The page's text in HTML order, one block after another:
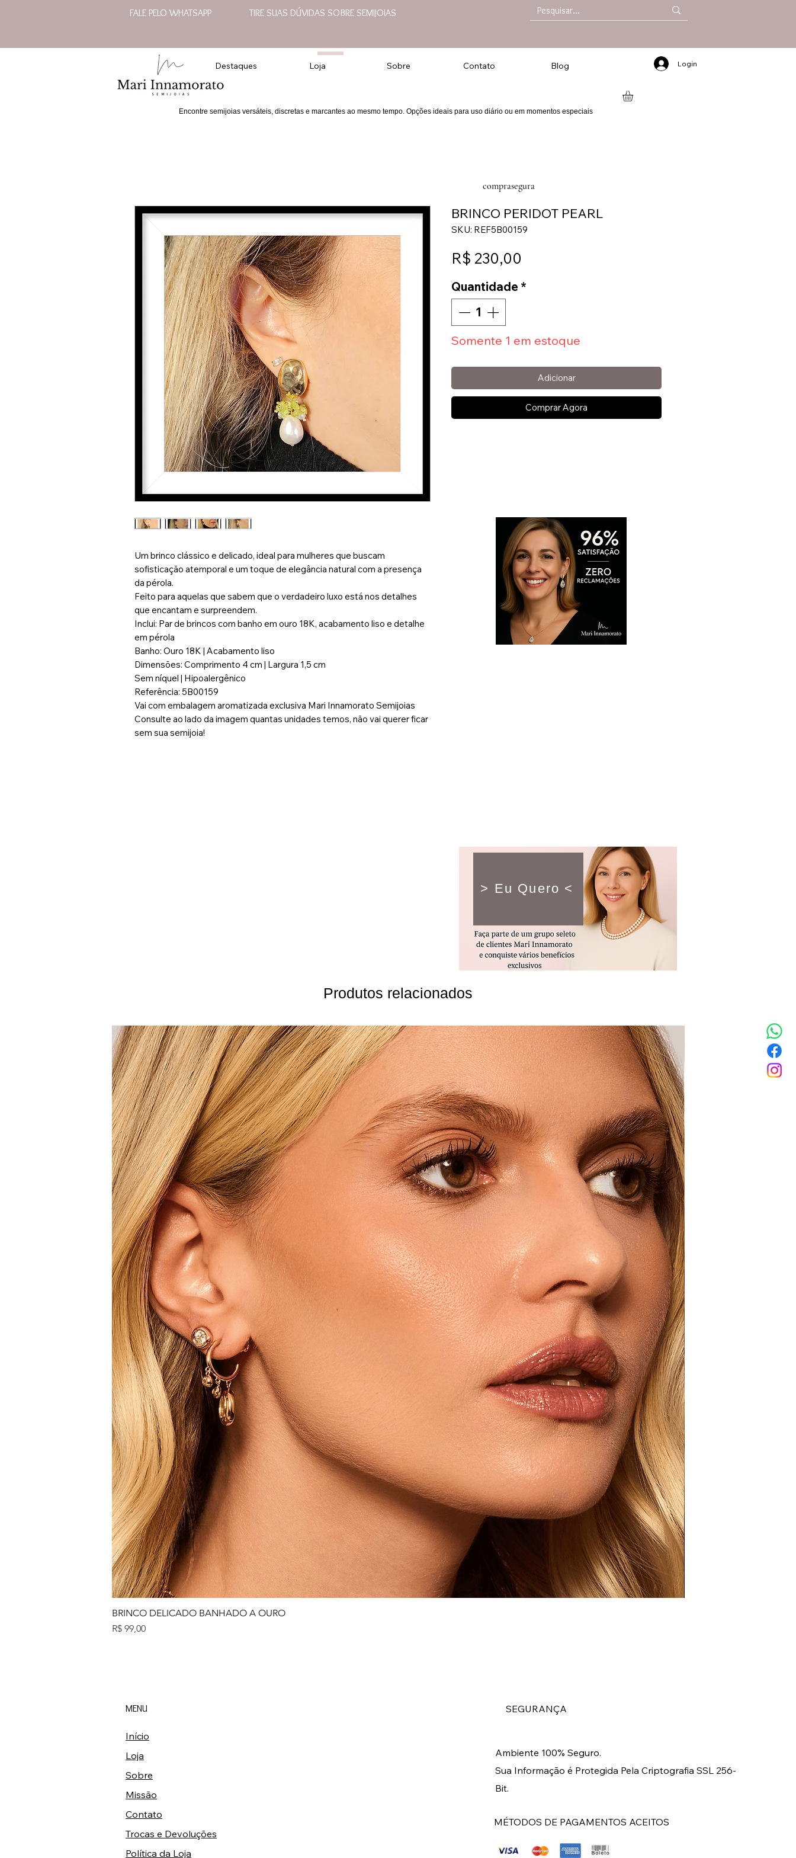
FALE PELO WHATSAPP TIRE SUAS DÚVIDAS SOBRE SEMIJOIAS
Destaques Loja Sobre Contato Blog Login
Encontre semijoias versáteis, discretas e marcantes ao mesmo tempo. Opções ideais para uso diário ou em momentos especiais
comprasegura
> Eu Quero <
Produtos relacionados
BRINCO DELICADO BANHADO A OURO
Preço
R$ 99,00
Um brinco clássico e delicado, ideal para mulheres que buscam
sofisticação atemporal e um toque de elegância natural com a presença
da pérola.
Feito para aquelas que sabem que o verdadeiro luxo está nos detalhes
que encantam e surpreendem.
Inclui: Par de brincos com banho em ouro 18K, acabamento liso e detalhe
em pérola
Banho: Ouro 18K | Acabamento liso
Dimensões: Comprimento 4 cm | Largura 1,5 cm
Sem níquel | Hipoalergênico
Referência: 5B00159
Vai com embalagem aromatizada exclusiva Mari Innamorato Semijoias
Consulte ao lado da imagem quantas unidades temos, não vai querer ficar
sem sua semijoia!
BRINCO PERIDOT PEARL
SKU: REF5B00159
R$ 230,00
Quantidade *
Somente 1 em estoque
Adicionar
Comprar Agora
MENU
Início
Loja
Sobre
Missão
Contato
Trocas e Devoluções
Política da Loja
SEGURANÇA
Ambiente 100% Seguro.
Sua Informação é Protegida Pela Criptografia SSL 256-
Bit.
MÉTODOS DE PAGAMENTOS ACEITOS